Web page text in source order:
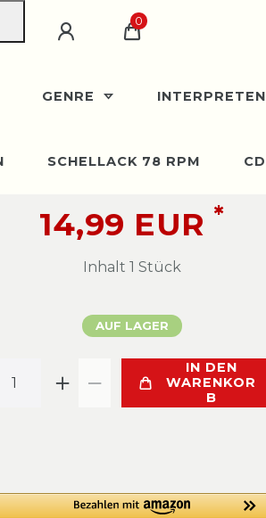
0
GENRE INTERPRETEN
SCHELLACK 78 RPM CD
14,99 EUR*
Inhalt 1 Stück
AUF LAGER
IN DEN
WARENKOR
B